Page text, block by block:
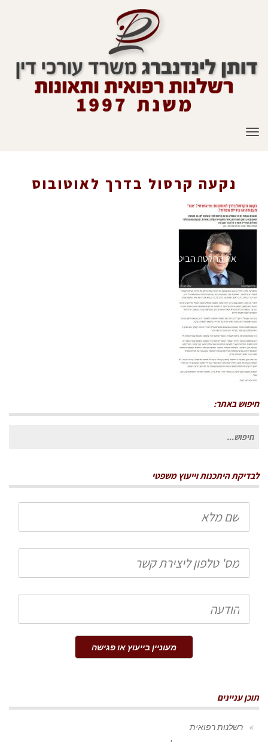
תפריט
ראשי הצלחה בתביעות תאונות עבודה
את החלטת הביטוח הלאומי
נקעה קרסול בדרך לאוטובוס
חיפוש באתר:
חיפוש
לבדיקת היתכנות וייעוץ משפטי
שם
מלא
טלפון
הודעה
מעוניין בייעוץ או פגישה
תוכן עניינים
רשלנות רפואית